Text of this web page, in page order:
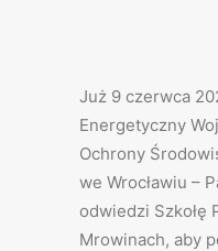
Już 9 czerwca
Energetyczny
Ochrony
we Wrocławiu –
odwiedzi Szkołę
Mrowinach, aby